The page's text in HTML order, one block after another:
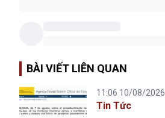
BÀI VIẾT LIÊN QUAN
11:06 10/08/2026
Tin Tức